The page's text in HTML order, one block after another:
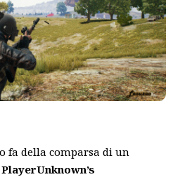
fa della comparsa di un
PlayerUnknown’s